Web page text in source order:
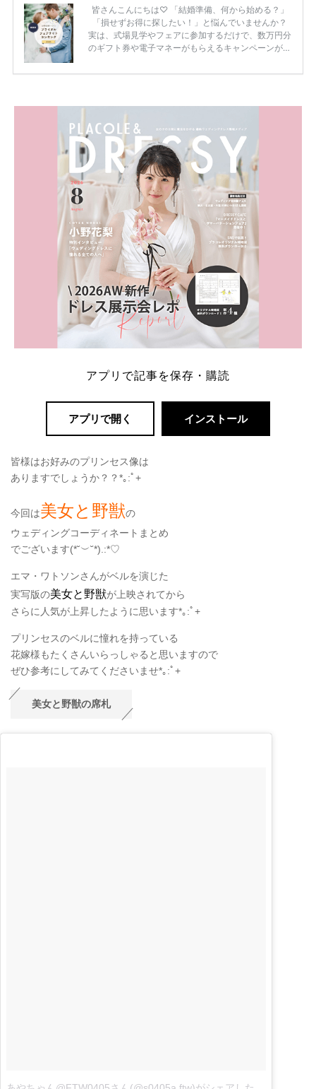
皆さんこんにちは♡ 「結婚準備、何から始める？」
「損せずお得に探したい！」と悩んでいませんか？
実は、式場見学やフェアに参加するだけで、数万円分
のギフト券や電子マネーがもらえるキャンペーンがあ
ため、比較せずに選ぶと損をしてしまうことも……。
内容：特典金額・条件・応募方法・注意点 「どこが
一番お得？」「プラコレの特典は？」といった疑問も
解決します。 まずは診断で候補を絞れる「ウェディ
ング診断」か、体験型 […]
続きを読む
アプリで記事を保存・購読
アプリで開く インストール
皆様はお好みのプリンセス像は
ありますでしょうか？？*｡:ﾟ+
今回は美女と野獣の
ウェディングコーディネートまとめ
でございます(*˘︶˘*) .:*♡
エマ・ワトソンさんがベルを演じた
実写版の美女と野獣が上映されてから
さらに人気が上昇したように思います*｡:ﾟ+
プリンセスのベルに憧れを持っている
花嫁様もたくさんいらっしゃると思いますので
ぜひ参考にしてみてくださいませ*｡:ﾟ+
美女と野獣の席札